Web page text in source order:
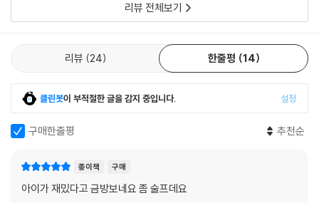
리뷰 전체보기
리뷰 24 한줄평 14
클린봇이 부적절한 글을 감지 중입니다. 설정
구매한줄평 추천순
종이책 구매
아이가 재밌다고 금방보네요 좀 술프데요